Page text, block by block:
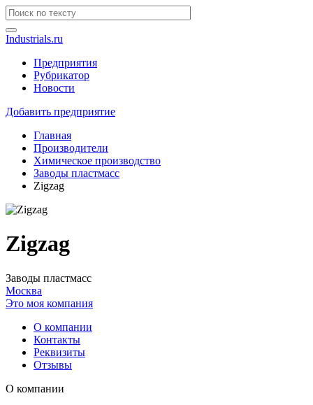
Industrials.ru
Предприятия
Рубрикатор
Новости
Добавить предприятие
Главная
Производители
Химическое производство
Заводы пластмасс
Zigzag
Zigzag
Заводы пластмасс
Москва
Это моя компания
О компании
Контакты
Реквизиты
Отзывы
О компании